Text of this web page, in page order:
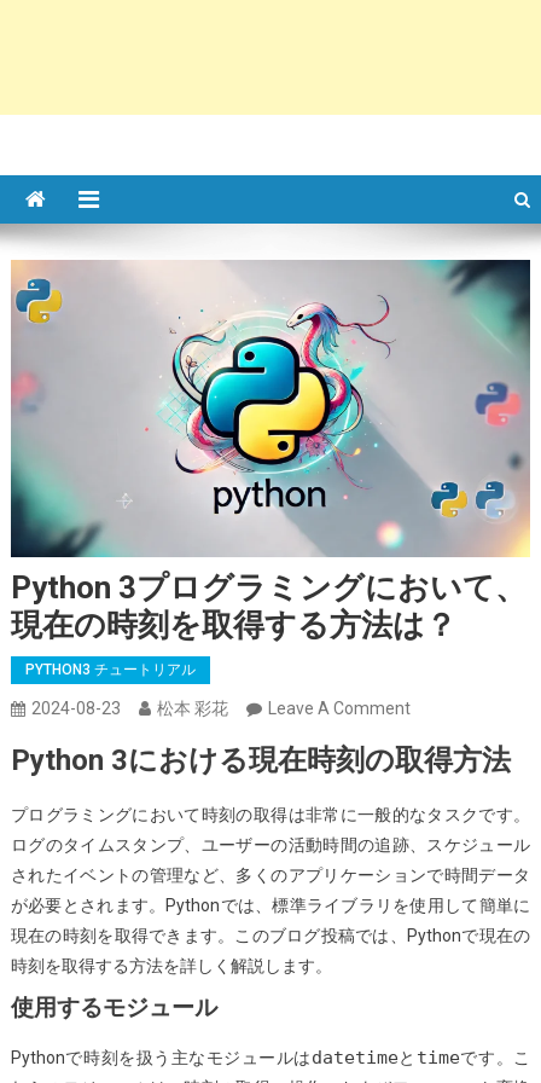
Python 3プログラミングにおいて、
現在の時刻を取得する方法は？
PYTHON3 チュートリアル
2024-08-23 松本 彩花 Leave A CommentOn
3
ロ
グ
ラ
ミ
ン
い
Python 3における現在時刻の取得方法
プログラミングにおいて時刻の取得は非常に一般的なタスクです。
ログのタイムスタンプ、ユーザーの活動時間の追跡、スケジュール
されたイベントの管理など、多くのアプリケーションで時間データ
が必要とされます。Pythonでは、標準ライブラリを使用して簡単に
現在の時刻を取得できます。このブログ投稿では、Pythonで現在の
時刻を取得する方法を詳しく解説します。
使用するモジュール
Pythonで時刻を扱う主なモジュールはdatetimeと timeです。こ